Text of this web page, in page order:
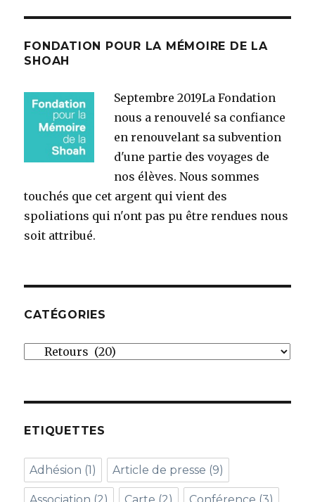
FONDATION POUR LA MÉMOIRE DE LA
SHOAH
Septembre 2019La Fondation
nous a renouvelé sa confiance
en renouvelant sa subvention
d'une partie des voyages de
nos élèves. Nous sommes
touchés que cet argent qui vient des
spoliations qui n'ont pas pu être rendues nous
soit attribué.
CATÉGORIES
Catégories
ETIQUETTES
Adhésion (1) Article de presse (9)